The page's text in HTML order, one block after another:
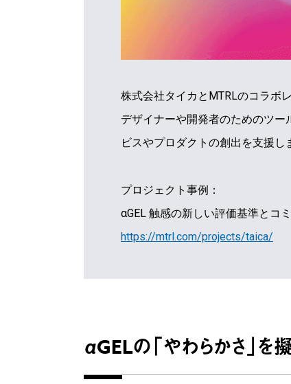
株式会社タイカとMTRLのコラボ
デザイナーや開発者のためのツー
ビスやプロダクトの創出を支援し
プロジェクト事例：
αGEL 触感の新しい評価基準とコ
https://mtrl.com/projects/taica/
αGELの「やわらかさ」を